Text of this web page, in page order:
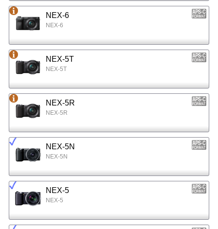
NEX-6
NEX-6
NEX-5T
NEX-5T
NEX-5R
NEX-5R
NEX-5N
NEX-5N
NEX-5
NEX-5